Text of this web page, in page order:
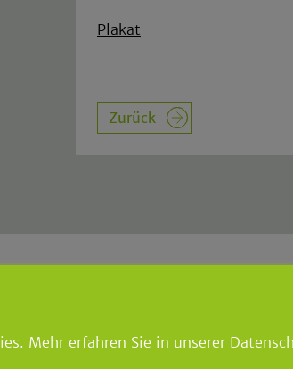
Plakat
Zurück
960|Fax: 02266 8867
Mehr erfahren Sie in unserer